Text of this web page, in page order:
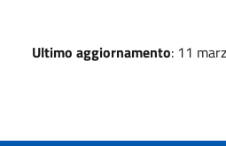
Ultimo aggiornamento: 11